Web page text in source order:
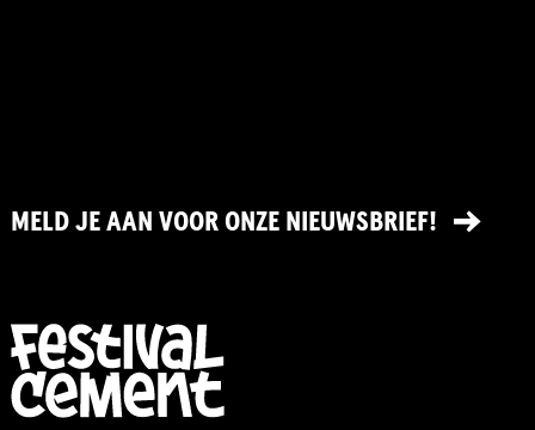
MELD JE AAN VOOR ONZE NIEUWSBRIEF!